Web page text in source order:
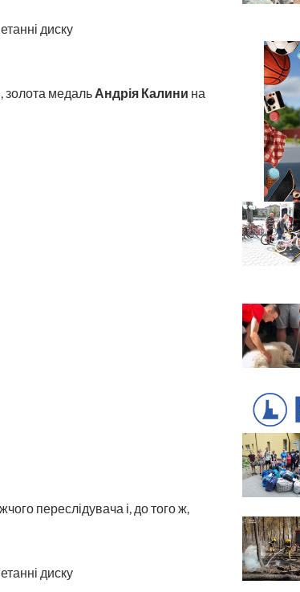
золота медаль Андрія Калини на
переслідувача і, до того ж,